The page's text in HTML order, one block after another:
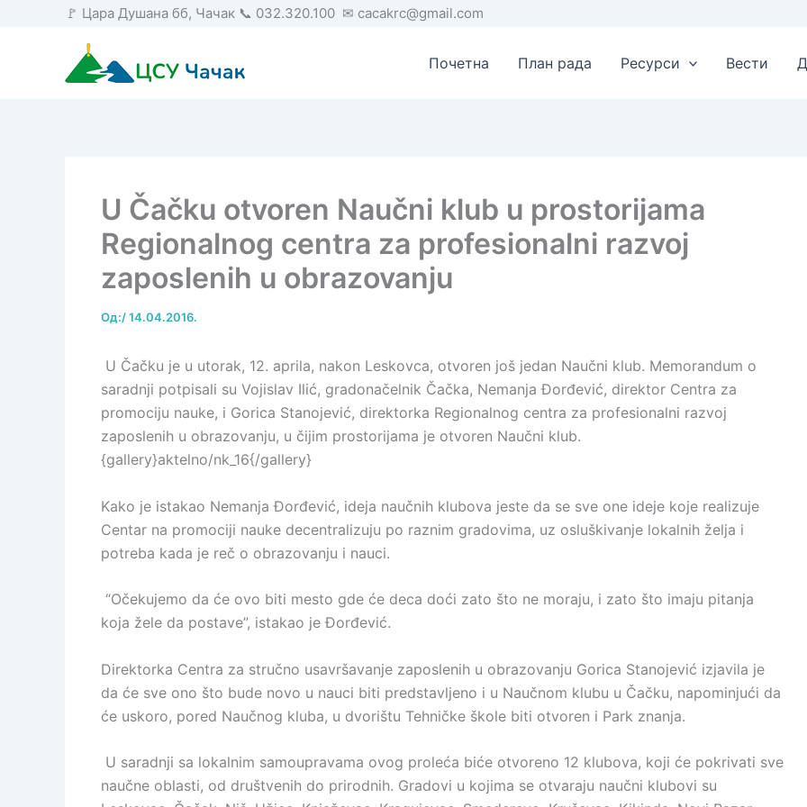
🚩 Цара Душана бб, Чачак 📞 032.320.100 ✉ cacakrc@gmail.com
Почетна План рада Ресурси Вести
U Čačku otvoren Naučni klub u prostorijama
Regionalnog centra za profesionalni razvoj
zaposlenih u obrazovanju
Од:/14.04.2016.
U Čačku je u utorak, 12. aprila, nakon Leskovca, otvoren još jedan Naučni klub. Memorandum o
saradnji potpisali su Vojislav Ilić, gradonačelnik Čačka, Nemanja Đorđević, direktor Centra za
promociju nauke, i Gorica Stanojević, direktorka Regionalnog centra za profesionalni razvoj
zaposlenih u obrazovanju, u čijim prostorijama je otvoren Naučni klub.
{gallery}aktelno/nk_16{/gallery}
Kako je istakao Nemanja Đorđević, ideja naučnih klubova jeste da se sve one ideje koje realizuje
Centar na promociji nauke decentralizuju po raznim gradovima, uz osluškivanje lokalnih želja i
potreba kada je reč o obrazovanju i nauci.
“Očekujemo da će ovo biti mesto gde će deca doći zato što ne moraju, i zato što imaju pitanja
koja žele da postave”, istakao je Đorđević.
Direktorka Centra za stručno usavršavanje zaposlenih u obrazovanju Gorica Stanojević izjavila je
da će sve ono što bude novo u nauci biti predstavljeno i u Naučnom klubu u Čačku, napominjući da
će uskoro, pored Naučnog kluba, u dvorištu Tehničke škole biti otvoren i Park znanja.
U saradnji sa lokalnim samoupravama ovog proleća biće otvoreno 12 klubova, koji će pokrivati sve
naučne oblasti, od društvenih do prirodnih. Gradovi u kojima se otvaraju naučni klubovi su